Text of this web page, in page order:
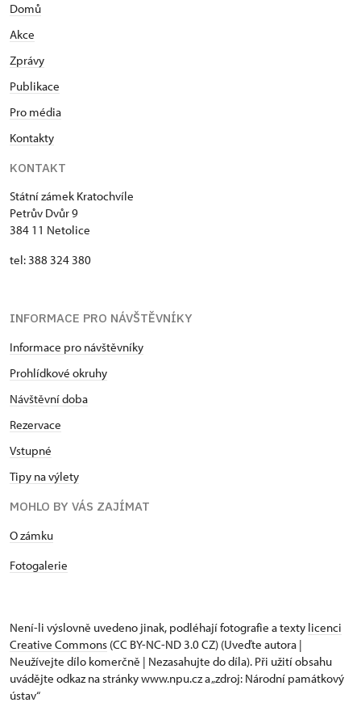
Domů
Akce
Zprávy
Publikace
Pro média
Kontakty
KONTAKT
Státní zámek Kratochvíle
Petrův Dvůr 9
384 11 Netolice
tel: 388 324 380
INFORMACE PRO NÁVŠTĚVNÍKY
Informace pro návštěvníky
Prohlídkové okruhy
Návštěvní doba
Rezervace
Vstupné
Tipy na výlety
MOHLO BY VÁS ZAJÍMAT
​​​​​​O zámku
Fotogalerie
Není-li výslovně uvedeno jinak, podléhají fotografie a texty licenci
Creative Commons (CC BY-NC-ND 3.0 CZ) (Uveďte autora |
Neužívejte dílo komerčně | Nezasahujte do díla). Při užití obsahu
uvádějte odkaz na stránky www.npu.cz a „zdroj: Národní památkový
ústav“